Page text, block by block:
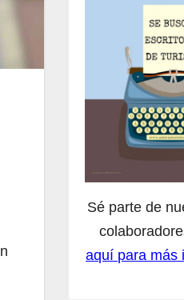
Sé parte de
aquí para más